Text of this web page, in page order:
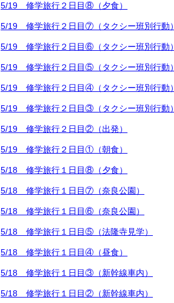
5/19 修学旅行２日目⑧（夕食）
5/19 修学旅行２日目⑦（タクシー班別行動）
5/19 修学旅行２日目⑥（タクシー班別行動）
5/19 修学旅行２日目⑤（タクシー班別行動）
5/19 修学旅行２日目④（タクシー班別行動）
5/19 修学旅行２日目③（タクシー班別行動）
5/19 修学旅行２日目②（出発）
5/19 修学旅行２日目①（朝食）
5/18 修学旅行１日目⑧（夕食）
5/18 修学旅行１日目⑦（奈良公園）
5/18 修学旅行１日目⑥（奈良公園）
5/18 修学旅行１日目⑤（法隆寺見学）
5/18 修学旅行１日目④（昼食）
5/18 修学旅行１日目③（新幹線車内）
5/18 修学旅行１日目②（新幹線車内）